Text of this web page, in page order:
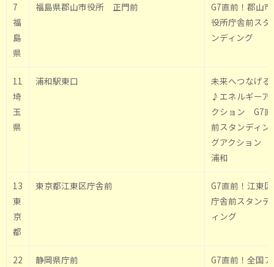
7
福
島
県
福島県郡山市役所 正門前
G7直前！郡山市
役所庁舎前スタ
ンディング
11
埼
玉
県
浦和駅東口
未来へつなげる
♪エネルギーア
クション G7直
前スタンディン
グアクション
浦和
13
東
京
都
東京都江東区庁舎前
G7直前！江東区
庁舎前スタンデ
ィング
22
静岡県庁前
G7直前！全国ア